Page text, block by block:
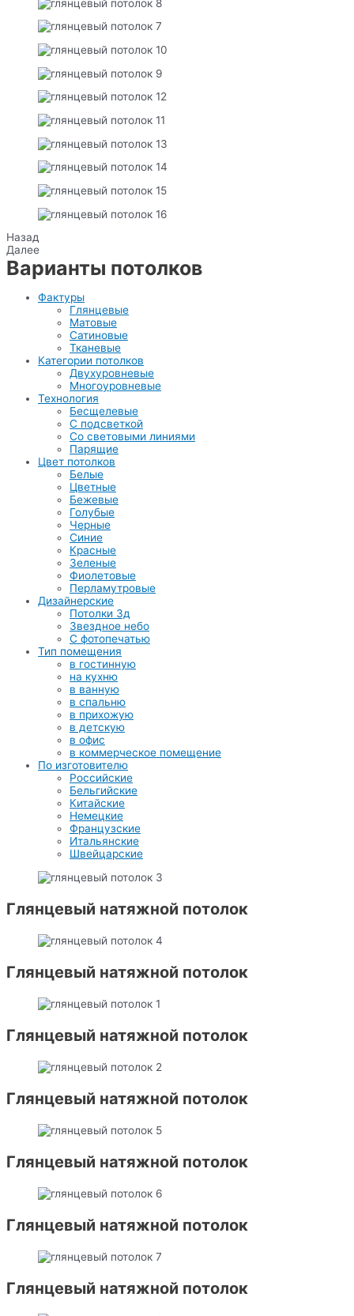
Назад
Далее
Варианты потолков
Фактуры
Глянцевые
Матовые
Сатиновые
Тканевые
Категории потолков
Двухуровневые
Многоуровневые
Технология
Бесщелевые
С подсветкой
Со световыми линиями
Парящие
Цвет потолков
Белые
Цветные
Бежевые
Голубые
Черные
Синие
Красные
Зеленые
Фиолетовые
Перламутровые
Дизайнерские
Потолки 3д
Звездное небо
С фотопечатью
Тип помещения
в гостинную
на кухню
в ванную
в спальню
в прихожую
в детскую
в офис
в коммерческое помещение
По изготовителю
Российские
Бельгийские
Китайские
Немецкие
Французские
Итальянские
Швейцарские
Глянцевый натяжной потолок
Глянцевый натяжной потолок
Глянцевый натяжной потолок
Глянцевый натяжной потолок
Глянцевый натяжной потолок
Глянцевый натяжной потолок
Глянцевый натяжной потолок